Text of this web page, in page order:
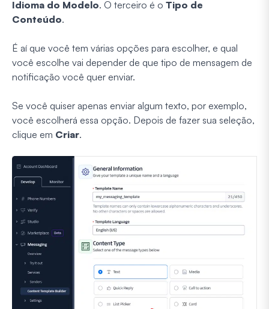
Idioma do Modelo. O terceiro é o Tipo de
Conteúdo.
É aí que você tem várias opções para escolher, e qual
você escolhe vai depender de que tipo de mensagem de
notificação você quer enviar.
Se você quiser apenas enviar algum texto, por exemplo,
você escolherá essa opção. Depois de fazer sua seleção,
clique em Criar.